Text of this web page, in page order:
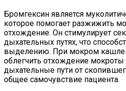
Бромгексин является
которое помогает разжижить
отхождение. Он стимулирует
дыхательных путях, что
выделению. При мокром кашле
облегчить отхождение мокроты
дыхательные пути от
общее самочувствие пациента.